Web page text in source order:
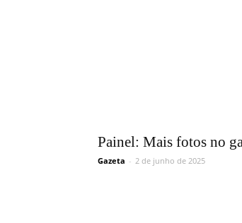
Painel: Mais fotos no
Gazeta - 2 de junho de 2025